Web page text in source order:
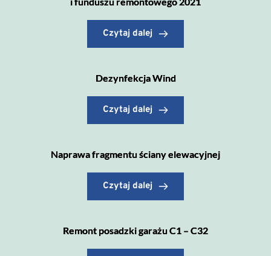
Czytaj dalej
Dezynfekcja Wind
Czytaj dalej
Naprawa fragmentu ściany elewacyjnej
Czytaj dalej
Remont posadzki garażu C1 – C32